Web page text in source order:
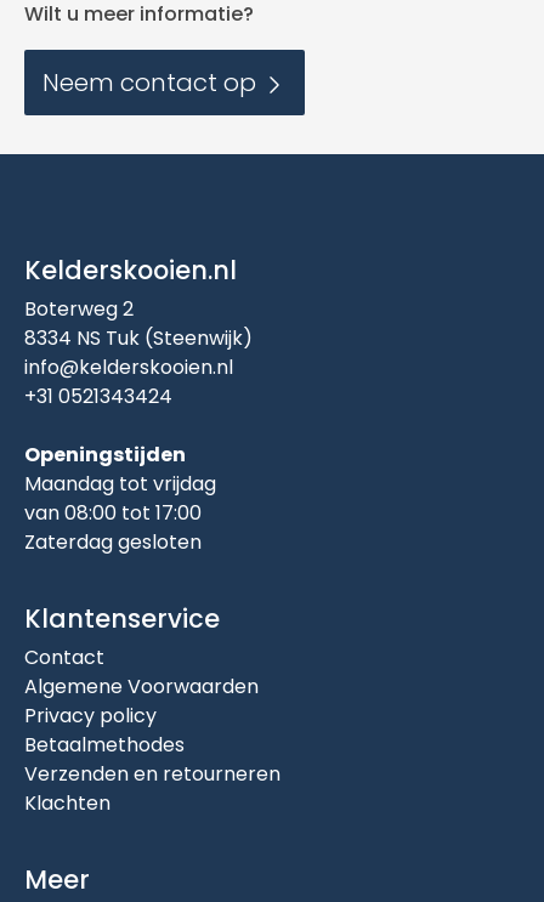
Wilt u meer informatie?
Neem contact op
Kelderskooien.nl
Boterweg 2
8334 NS Tuk (Steenwijk)
info@kelderskooien.nl
+31 0521343424
Openingstijden
Maandag tot vrijdag
van 08:00 tot 17:00
Zaterdag gesloten
Klantenservice
Contact
Algemene Voorwaarden
Privacy policy
Betaalmethodes
Verzenden en retourneren
Klachten
Meer